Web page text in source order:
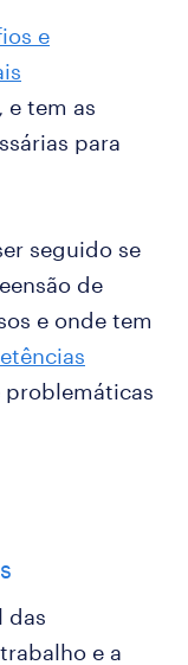
e
e tem as
para
seguido se
de
e onde tem
problemáticas
das
e a